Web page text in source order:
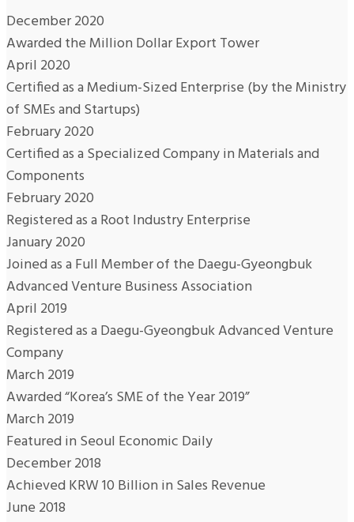
December 2020
Awarded the Million Dollar Export Tower
April 2020
Certified as a Medium-Sized Enterprise (by the Ministry
of SMEs and Startups)
February 2020
Certified as a Specialized Company in Materials and
Components
February 2020
Registered as a Root Industry Enterprise
January 2020
Joined as a Full Member of the Daegu-Gyeongbuk
Advanced Venture Business Association
April 2019
Registered as a Daegu-Gyeongbuk Advanced Venture
Company
March 2019
Awarded “Korea’s SME of the Year 2019”
March 2019
Featured in Seoul Economic Daily
December 2018
Achieved KRW 10 Billion in Sales Revenue
June 2018